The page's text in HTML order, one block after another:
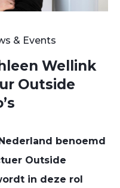
& Events
Wellink
Outside
benoemd
Outside
in deze rol